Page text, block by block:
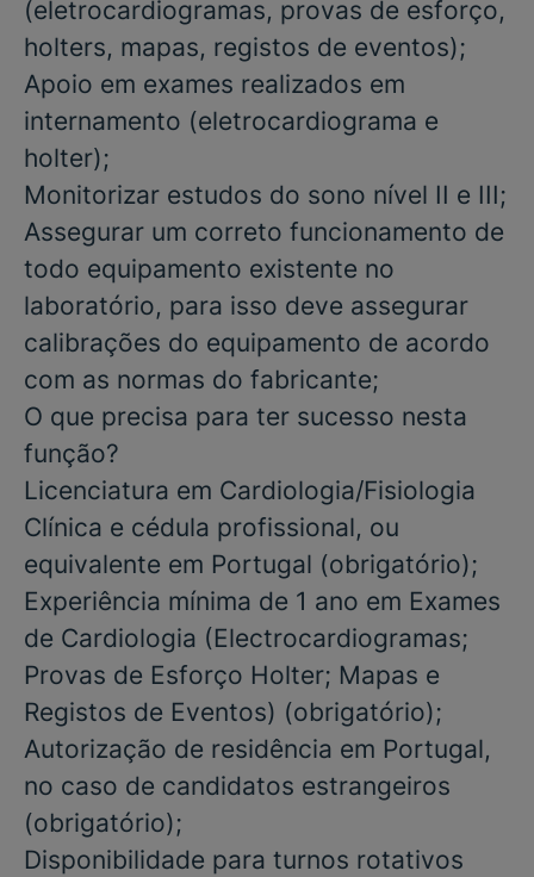
(eletrocardiogramas, provas de esforço,
holters, mapas, registos de eventos);
Apoio em exames realizados em
internamento (eletrocardiograma e
holter);
Monitorizar estudos do sono nível II e III;
Assegurar um correto funcionamento de
todo equipamento existente no
laboratório, para isso deve assegurar
calibrações do equipamento de acordo
com as normas do fabricante;
O que precisa para ter sucesso nesta
função?
Licenciatura em Cardiologia/Fisiologia
Clínica e cédula profissional, ou
equivalente em Portugal (obrigatório);
Experiência mínima de 1 ano em Exames
de Cardiologia (Electrocardiogramas;
Provas de Esforço Holter; Mapas e
Registos de Eventos) (obrigatório);
Autorização de residência em Portugal,
no caso de candidatos estrangeiros
(obrigatório);
Disponibilidade para turnos rotativos